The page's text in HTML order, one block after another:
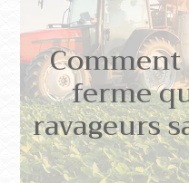
ferme
ravageurs